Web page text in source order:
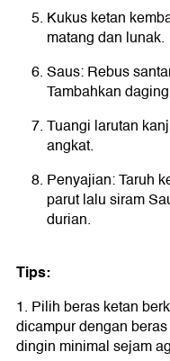
Kukus ketan
matang dan lunak.
Saus: Rebus
Tambahkan
Tuangi larutan
angkat.
Penyajian: Taruh
parut lalu siram
durian.
Tips:
1. Pilih beras ketan
dicampur dengan
dingin minimal sejam